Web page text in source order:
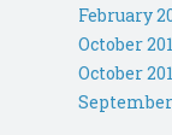
February
October
October
September